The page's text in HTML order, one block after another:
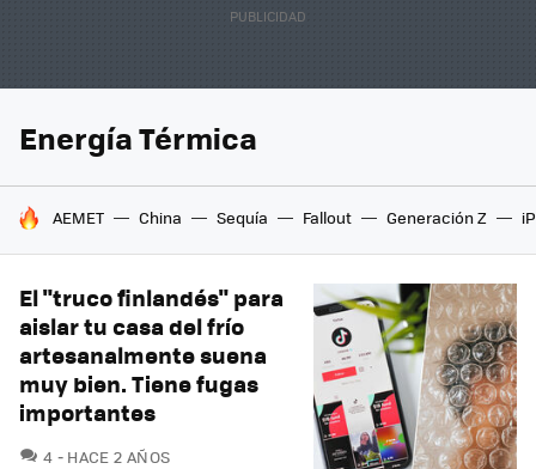
Energía Térmica
HOY SE HABLA DE
AEMET China Sequía Fallout Generación Z
El "truco finlandés" para
aislar tu casa del frío
artesanalmente suena
muy bien. Tiene fugas
importantes
4 COMENTARIOS
HACE 2 AÑOS